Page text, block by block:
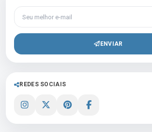
Seu melhor e-mail
ENVIAR
REDES SOCIAIS